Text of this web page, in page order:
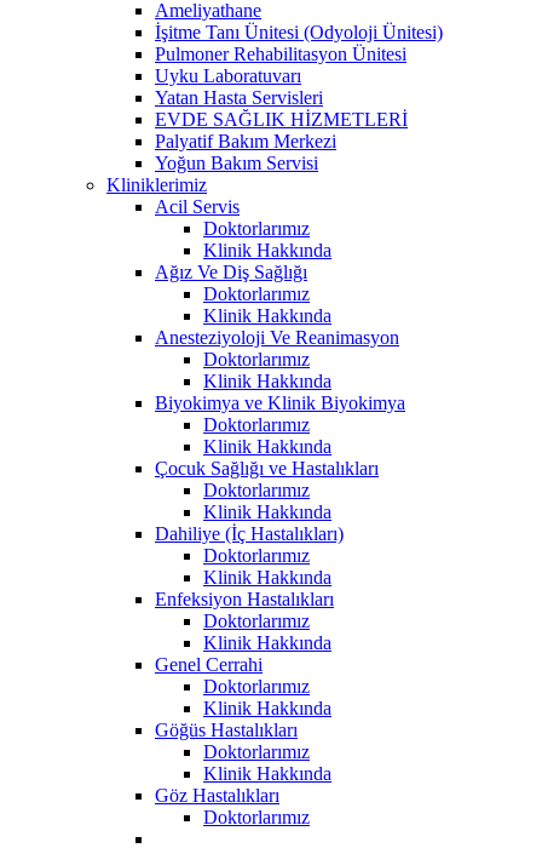
Ameliyathane
İşitme Tanı Ünitesi (Odyoloji Ünitesi)
Pulmoner Rehabilitasyon Ünitesi
Uyku Laboratuvarı
Yatan Hasta Servisleri
EVDE SAĞLIK HİZMETLERİ
Palyatif Bakım Merkezi
Yoğun Bakım Servisi
Kliniklerimiz
Acil Servis
Doktorlarımız
Klinik Hakkında
Ağız Ve Diş Sağlığı
Doktorlarımız
Klinik Hakkında
Anesteziyoloji Ve Reanimasyon
Doktorlarımız
Klinik Hakkında
Biyokimya ve Klinik Biyokimya
Doktorlarımız
Klinik Hakkında
Çocuk Sağlığı ve Hastalıkları
Doktorlarımız
Klinik Hakkında
Dahiliye (İç Hastalıkları)
Doktorlarımız
Klinik Hakkında
Enfeksiyon Hastalıkları
Doktorlarımız
Klinik Hakkında
Genel Cerrahi
Doktorlarımız
Klinik Hakkında
Göğüs Hastalıkları
Doktorlarımız
Klinik Hakkında
Göz Hastalıkları
Doktorlarımız